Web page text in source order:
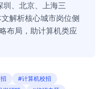
、北京、上海三
解析核心城市岗位侧
布局，助计算机类应
#计算机校招